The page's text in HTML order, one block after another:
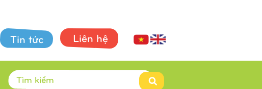
Tin tức Liên hệ